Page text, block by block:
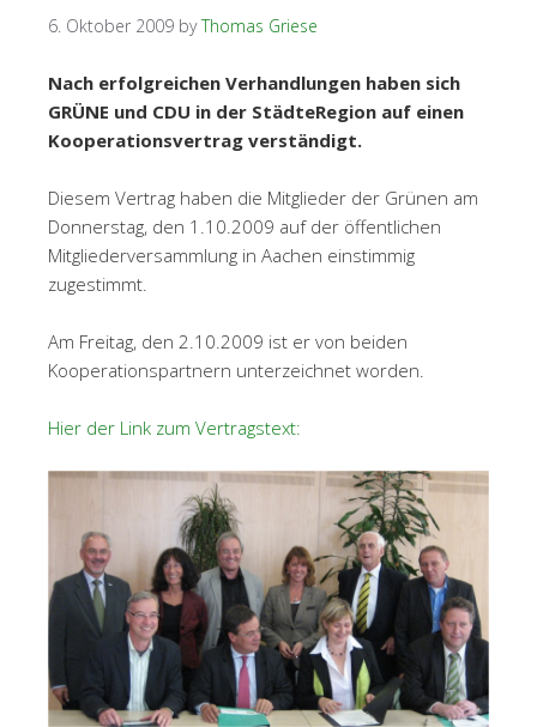
6. Oktober 2009 byThomas Griese
Nach erfolgreichen Verhandlungen haben sich
GRÜNE und CDU in der StädteRegion auf einen
Kooperationsvertrag verständigt.
Diesem Vertrag haben die Mitglieder der Grünen am
Donnerstag, den 1.10.2009 auf der öffentlichen
Mitgliederversammlung in Aachen einstimmig
zugestimmt.
Am Freitag, den 2.10.2009 ist er von beiden
Kooperationspartnern unterzeichnet worden.
Hier der Link zum Vertragstext: